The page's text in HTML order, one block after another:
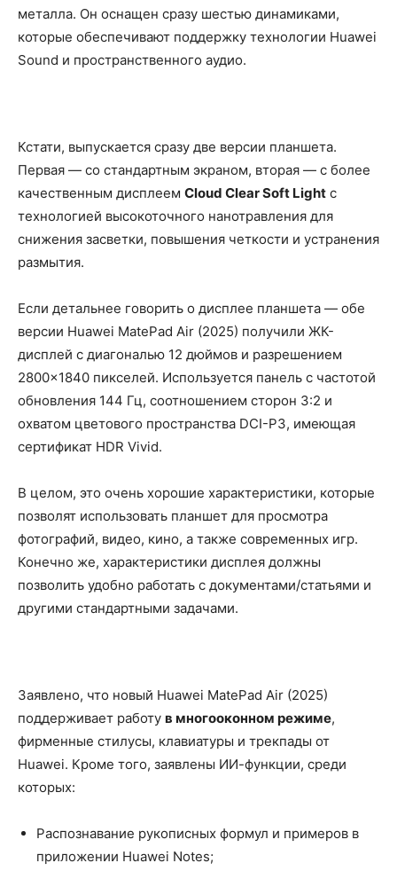
металла. Он оснащен сразу шестью динамиками,
которые обеспечивают поддержку технологии Huawei
Sound и пространственного аудио.
Кстати, выпускается сразу две версии планшета.
Первая — со стандартным экраном, вторая — с более
качественным дисплеем Cloud Clear Soft Light с
технологией высокоточного нанотравления для
снижения засветки, повышения четкости и устранения
размытия.
Если детальнее говорить о дисплее планшета — обе
версии Huawei MatePad Air (2025) получили ЖК-
дисплей с диагональю 12 дюймов и разрешением
2800×1840 пикселей. Используется панель с частотой
обновления 144 Гц, соотношением сторон 3:2 и
охватом цветового пространства DCI-P3, имеющая
сертификат HDR Vivid.
В целом, это очень хорошие характеристики, которые
позволят использовать планшет для просмотра
фотографий, видео, кино, а также современных игр.
Конечно же, характеристики дисплея должны
позволить удобно работать с документами/статьями и
другими стандартными задачами.
Заявлено, что новый Huawei MatePad Air (2025)
поддерживает работу в многооконном режиме,
фирменные стилусы, клавиатуры и трекпады от
Huawei. Кроме того, заявлены ИИ-функции, среди
которых:
Распознавание рукописных формул и примеров в
приложении Huawei Notes;